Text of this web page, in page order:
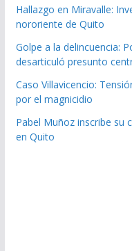
Hallazgo en Miravalle:
nororiente de Quito
Golpe a la delincuencia:
desarticuló presunto
Caso Villavicencio:
por el magnicidio
Pabel Muñoz inscribe su
en Quito